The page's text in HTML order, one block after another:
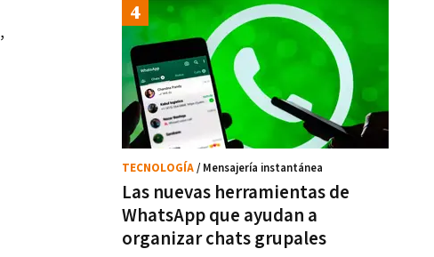
,
Las nuevas herramientas de
WhatsApp que ayudan a
organizar chats grupales
TECNOLOGÍA/ Mensajería instantánea